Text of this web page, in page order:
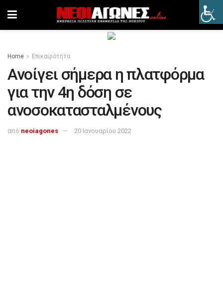
Home Επικαιρότητα
Ανοίγει σήμερα η πλατφόρμα
για την 4η δόση σε
ανοσοκατασταλμένους
από neoiagones 20 Ιανουαρίου 2022